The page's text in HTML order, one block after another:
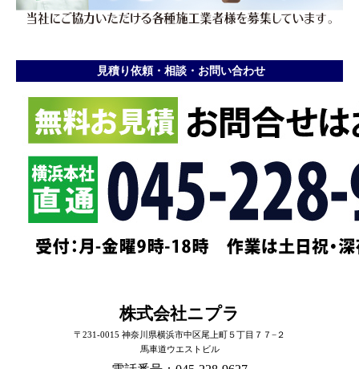
見積り依頼・相談・お問い合わせ
株式会社ニプラ
〒231-0015 神奈川県横浜市中区尾上町５丁目７７−２
馬車道ウエストビル